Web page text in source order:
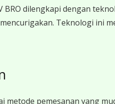
BRO dilengkapi dengan
Teknologi ini
metode pemesanan yang